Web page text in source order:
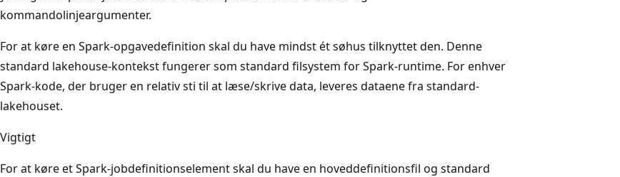
kommandolinjeargumenter.
For at køre en Spark-opgavedefinition skal du have mindst ét søhus tilknyttet den. Denne
standard lakehouse-kontekst fungerer som standard filsystem for Spark-runtime. For enhver
Spark-kode, der bruger en relativ sti til at læse/skrive data, leveres dataene fra standard-
lakehouset.
Vigtigt
For at køre et Spark-jobdefinitionselement skal du have en hoveddefinitionsfil og standard